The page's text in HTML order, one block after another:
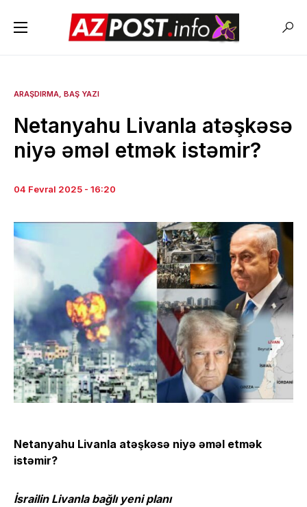
ARAŞDIRMA BAŞ YAZI
Netanyahu Livanla atəşkəsə
niyə əməl etmək istəmir?
04 Fevral 2025 - 16:20
Netanyahu Livanla atəşkəsə niyə əməl etmək
istəmir?
İsrailin Livanla bağlı yeni planı